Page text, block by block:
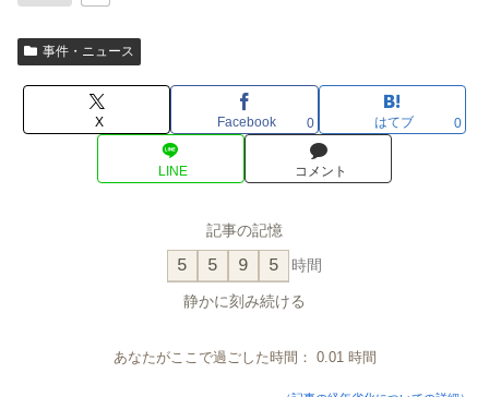
事件・ニュース
X Facebook 0 はてブ 0
LINE コメント
記事の記憶
5 5 9 5 時間
静かに刻み続ける
あなたがここで過ごした時間： 0.01時間